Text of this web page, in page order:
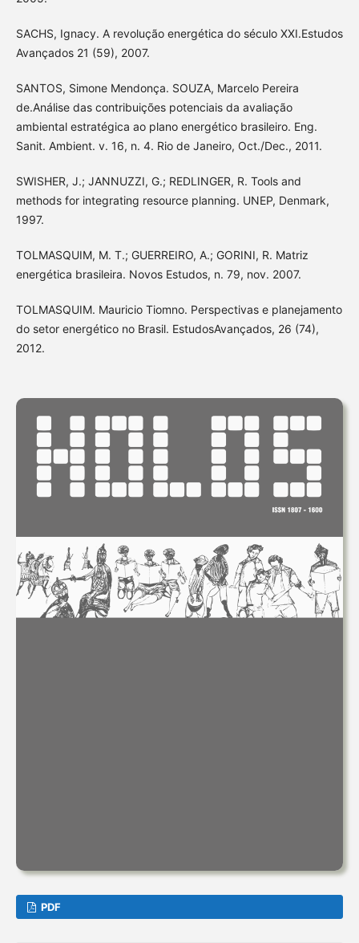
SACHS, Ignacy. A revolução energética do século XXI.Estudos
Avançados 21 (59), 2007.
SANTOS, Simone Mendonça. SOUZA, Marcelo Pereira
de.Análise das contribuições potenciais da avaliação
ambiental estratégica ao plano energético brasileiro. Eng.
Sanit. Ambient. v. 16, n. 4. Rio de Janeiro, Oct./Dec., 2011.
SWISHER, J.; JANNUZZI, G.; REDLINGER, R. Tools and
methods for integrating resource planning. UNEP, Denmark,
1997.
TOLMASQUIM, M. T.; GUERREIRO, A.; GORINI, R. Matriz
energética brasileira. Novos Estudos, n. 79, nov. 2007.
TOLMASQUIM. Mauricio Tiomno. Perspectivas e planejamento
do setor energético no Brasil. EstudosAvançados, 26 (74),
2012.
PDF